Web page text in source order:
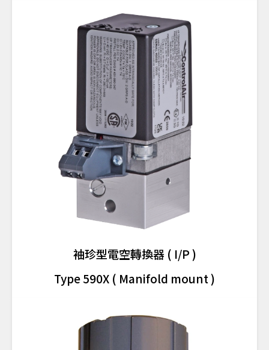
袖珍型電空轉換器 ( I/P )
Type 590X ( Manifold mount )